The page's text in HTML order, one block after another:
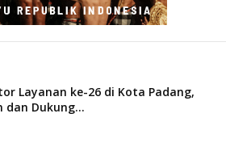
Layanan ke-26 di Kota Padang,
dan Dukung...